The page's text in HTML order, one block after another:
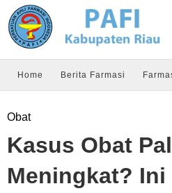
Home Berita Farmasi
Obat
Kasus Obat
Meningkat? Ini